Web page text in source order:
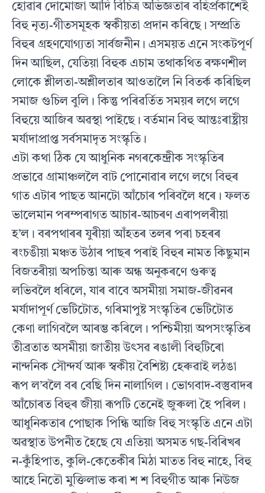
হােৱাৰ দোমােজা আদি বিচিত্র অভিজ্ঞতাৰ বহিৰ্প্রকাশেই
বিহু নৃত্য-গীতসমূহক স্বকীয়তা প্রদান কৰিছে। সম্প্রতি
বিহুৰ গ্রহণযােগ্যতা সাৰ্বজনীন। এসময়ত এনে সংকটপূর্ণ
দিন আছিল, যেতিয়া বিহুক এচাম তথাকথিত ৰক্ষণশীল
লােকে শ্লীলতা-অশ্লীলতাৰ আওতালৈ নি বিতৰ্ক কৰিছিল
সমাজ গুচিল বুলি। কিন্তু পৰিৱর্তিত সময়ৰ লগে লগে
বিহুয়ে আজিৰ অৱস্থা পাইছে। বর্তমান বিহু আন্তঃৰাষ্ট্রীয়
মর্যাদাপ্রাপ্ত সর্বসমাদৃত সংস্কৃতি।
এটা কথা ঠিক যে আধুনিক নগৰকেন্দ্রীক সংস্কৃতিৰ
প্ৰভাৱে গ্রামাঞ্চললৈ বাট পােনােৱাৰ লগে লগে বিহুৰ
গাত এটাৰ পাছত আনটো আঁচোৰ পৰিবলৈ ধৰে। ফলত
ভালেমান পৰম্পৰাগত আচাৰ-আচৰণ এৰাপলৰীয়া
হ’ল। বৰপথাৰৰ যুৰীয়া আঁহতৰ তলৰ পৰা চহৰৰ
ৰংচঙীয়া মঞ্চত উঠাৰ পাছৰ পৰাই বিহুৰ নামত কিছুমান
বিজতৰীয়া অপচিন্তা আৰু অন্ধ অনুকৰণে গুৰুত্ব
লভিবলৈ ধৰিলে, যাৰ বাবে অসমীয়া সমাজ-জীৱনৰ
মৰ্যাদাপূৰ্ণ ভেটিটোত, গৰিমাপুষ্ট সংস্কৃতিৰ ভেটিটোত
কেণা লাগিবলৈ আৰম্ভ কৰিলে। পশ্চিমীয়া অপসংস্কৃতিৰ
তীব্ৰতাত অসমীয়া জাতীয় উৎসৱ ৰঙালী বিহুটিৰো
নান্দনিক সৌন্দর্য আৰু স্বকীয় বৈশিষ্ট্য হেৰুৱাই লঠঙা
ৰূপ ল’বলৈ বৰ বেছি দিন নালাগিল। ভােগবাদ-বস্তুবাদৰ
আঁচোৰত বিহুৰ জীয়া ৰূপটি তেনেই জুৰুলা হৈ পৰিল।
আধুনিকতাৰ পােছাক পিন্ধি আজি বিহু সংস্কৃতি এনে এটা
অৱস্থাত উপনীত হৈছে যে এতিয়া অসমত গছ-বিৰিখৰ
ন-কুঁহিপাত, কুলি-কেতেকীৰ মিঠা মাতত বিহু নাহে, বিহু
আহে নিতৌ মুক্তিলাভ কৰা শ শ বিহুগীত আৰু নিউজ